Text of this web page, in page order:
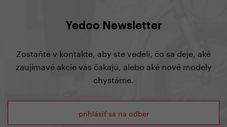
Yedoo Newsletter
Zostaňte v kontakte, aby ste vedeli, čo sa deje, aké
zaujímavé akcie vás čakajú, alebo aké nové modely
chystáme.
prihlásiť sa na odber